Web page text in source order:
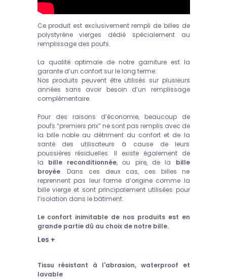
Ce produit est exclusivement rempli de billes de
polystyrène vierges dédié spécialement au
remplissage des poufs.
La qualité optimale de notre garniture est la
garante d’un confort sur le long terme.
Nos produits peuvent être utilisés sur plusieurs
années sans avoir besoin d’un remplissage
complémentaire.
Pour des raisons d’économie, beaucoup de
poufs “premiers prix” ne sont pas remplis avec de
la bille noble au détriment du confort et de la
santé des utilisateurs à cause de leurs
poussières résiduelles. Il existe également de
la bille reconditionnée, ou pire, de la bille
broyée. Dans ces deux cas, ces billes ne
reprennent pas leur forme d’origine comme la
bille vierge et sont principalement utilisées pour
l’isolation dans le bâtiment.
Le confort inimitable de nos produits est en
grande partie dû au choix de notre bille.
Les +
Tissu résistant à l'abrasion, waterproof et
lavable